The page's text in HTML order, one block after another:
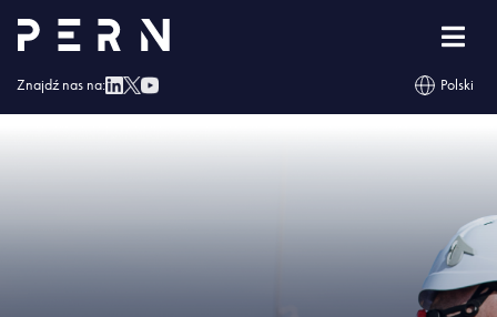
Znajdź nas na: Polski
Strona główna »PERN rusza z kolejnym przetargiem na fotowoltaikę
IMG –